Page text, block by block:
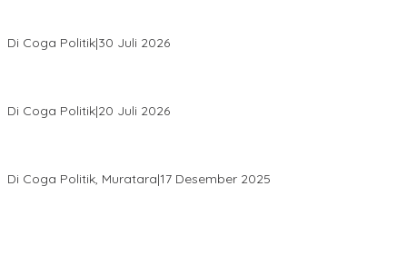
Di Coga Politik|30 Juli 2026
Di Coga Politik|20 Juli 2026
Di Coga Politik, Muratara|17 Desember 2025